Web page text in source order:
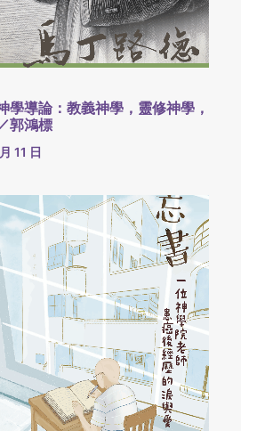
學導論：教義神學，靈修神學，
郭鴻標
11 日